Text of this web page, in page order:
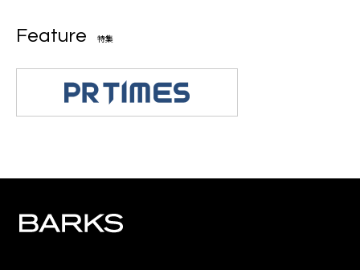
Feature 特集